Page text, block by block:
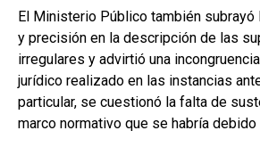
El Ministerio Público también subrayó
y precisión en la descripción de las
irregulares y advirtió una
jurídico realizado en las instancias
particular, se cuestionó la falta de
marco normativo que se habría debido